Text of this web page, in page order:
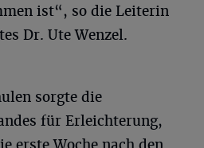
ist“, so die Leiterin
Dr. Ute Wenzel.
sorgte die
für Erleichterung,